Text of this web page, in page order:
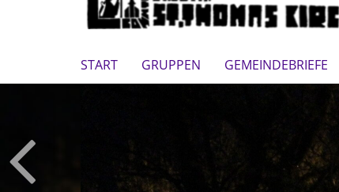
START GRUPPEN GEMEINDEBRIEFE